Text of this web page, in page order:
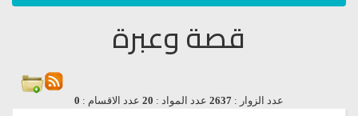
قصة وعبرة
عدد الزوار : 2637 عدد المواد : 20 عدد الاقسام : 0